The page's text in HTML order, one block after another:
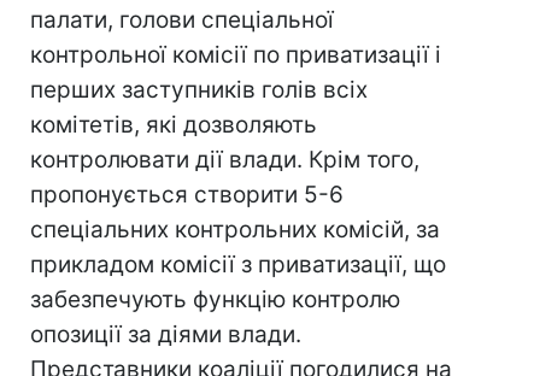
палати, голови спеціальної
контрольної комісії по приватизації і
перших заступників голів всіх
комітетів, які дозволяють
контролювати дії влади. Крім того,
пропонується створити 5-6
спеціальних контрольних комісій, за
прикладом комісії з приватизації, що
забезпечують функцію контролю
опозиції за діями влади.
Представники коаліції погодилися на